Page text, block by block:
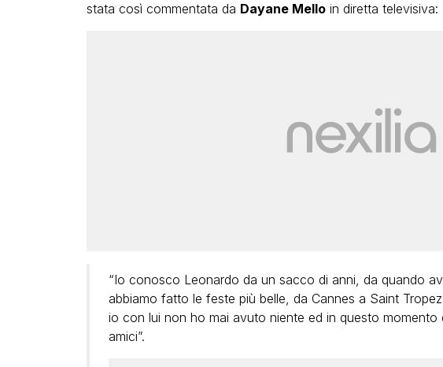
stata così commentata da Dayane Melloin diretta televisiva:
“Io conosco Leonardo da un sacco di anni, da quando
abbiamo fatto le feste più belle, da Cannes a Saint
io con lui non ho mai avuto niente ed in questo momento
amici”.